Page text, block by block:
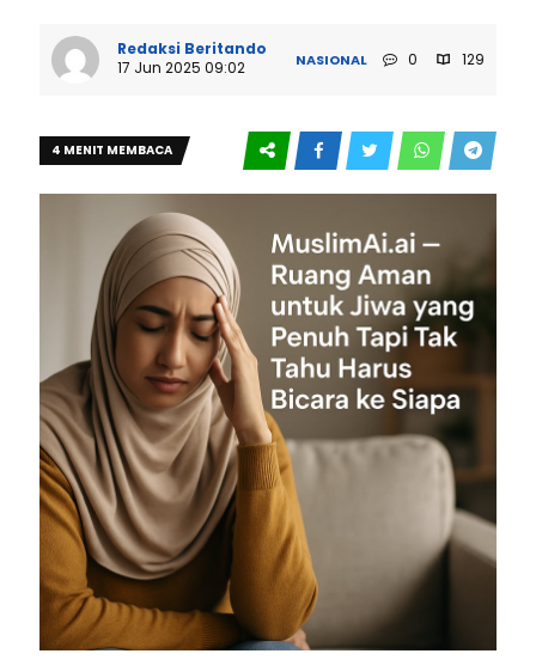
Redaksi Beritando
17 Jun 2025 09:02
NASIONAL 0 129
4 MENIT MEMBACA